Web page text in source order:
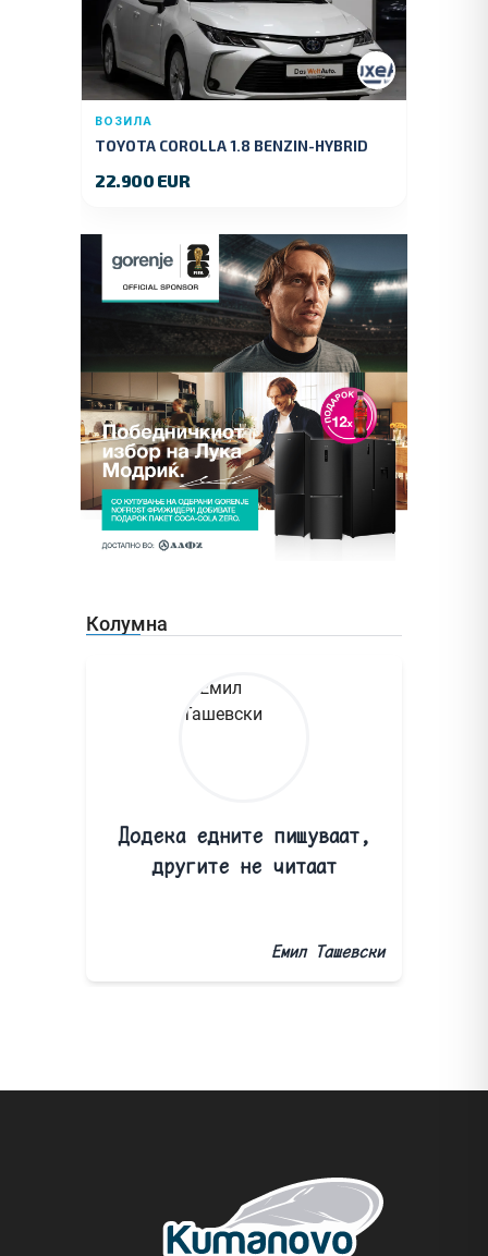
ВОЗИЛА
TOYOTA COROLLA 1.8 BENZIN-HYBRID
22.900 EUR
Колумна
Додека едните пишуваат,
другите не читаат
Емил Ташевски